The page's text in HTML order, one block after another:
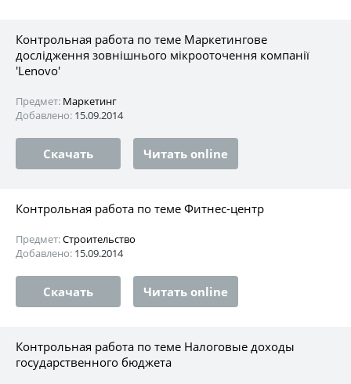
Контрольная работа по теме Маркетингове
дослідження зовнішнього мікрооточення компанії
'Lenovo'
Предмет: Маркетинг
Добавлено: 15.09.2014
Скачать Читать online
Контрольная работа по теме Фитнес-центр
Предмет:Строительство
Добавлено: 15.09.2014
Скачать Читать online
Контрольная работа по теме Налоговые доходы
государственного бюджета